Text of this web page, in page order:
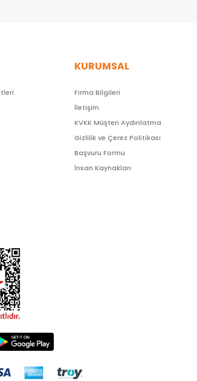
KURUMSAL
Firma Bilgileri
İletişim
KVKK Müşteri Aydınlatma
Gizlilik ve Çerez Politikası
Başvuru Formu
İnsan Kaynakları